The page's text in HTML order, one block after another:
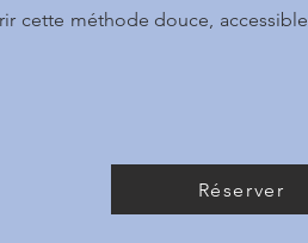
cette méthode douce, accessible
Réserver